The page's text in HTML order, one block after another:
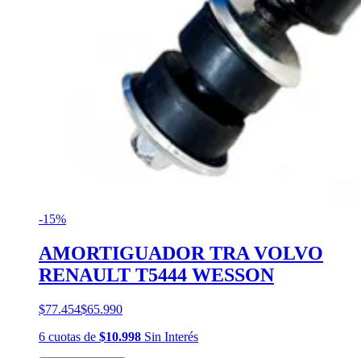
-15%
AMORTIGUADOR TRA VOLVO
RENAULT T5444 WESSON
$77.454$65.990
6 cuotas de $10.998 Sin Interés